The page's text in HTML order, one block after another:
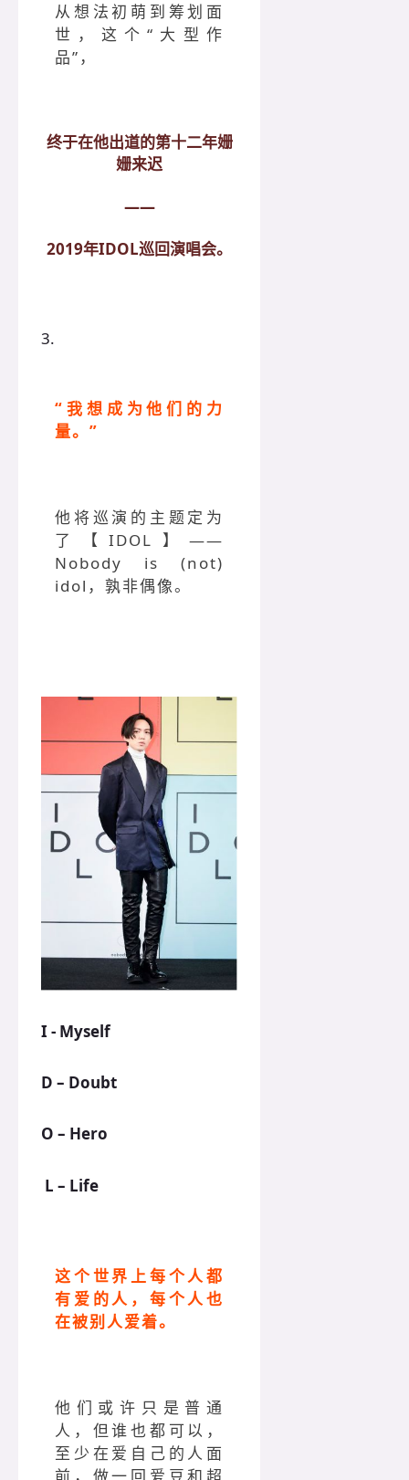
从想法初萌到筹划面
世，这个“大型作
品”，
终于在他出道的第十二年姗
姗来迟
——
2019年IDOL巡回演唱会。
3.
“ 我想成为他们的力
量。”
他将巡演的主题定为
了【IDOL】——
Nobody is (not)
idol，孰非偶像。
I - Myself
D – Doubt
O – Hero
L – Life
这个世界上每个人都
有爱的人，每个人也
在被别人爱着。
他们或许只是普通
人，但谁也都可以，
至少在爱自己的人面